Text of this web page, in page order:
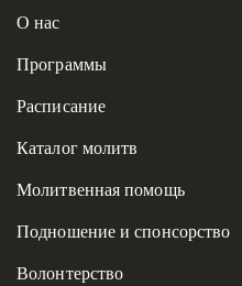
О нас
Программы
Расписание
Каталог молитв
Молитвенная помощь
Подношение и спонсорство
Волонтерство